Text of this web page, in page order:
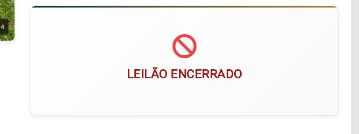
4
LEILÃO ENCERRADO